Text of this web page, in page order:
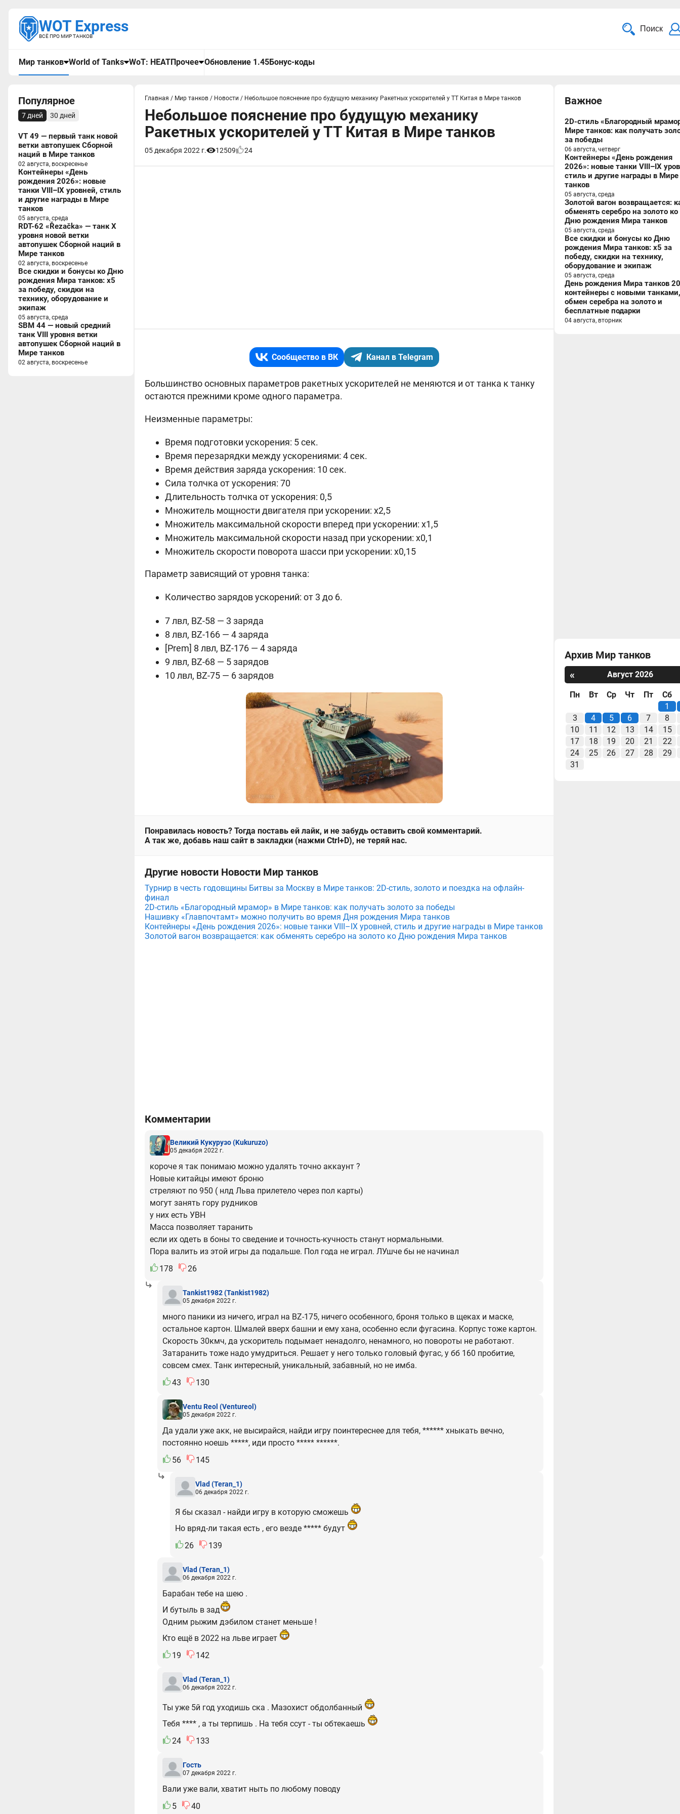
WOT Express
ВСЁ ПРО МИР ТАНКОВ
Поиск
Мир танков World of Tanks WoT: HEATПрочее Обновление 1.45Бонус-коды
Популярное
7 дней 30 дней
VT 49 — первый танк новой
ветки автопушек Сборной
наций в Мире танков
02 августа, воскресенье
Контейнеры «День
рождения 2026»: новые
танки VIII–IX уровней, стиль
и другие награды в Мире
танков
05 августа, среда
RDT-62 «Řezačka» — танк X
уровня новой ветки
автопушек Сборной наций в
Мире танков
02 августа, воскресенье
Все скидки и бонусы ко Дню
рождения Мира танков: x5
за победу, скидки на
технику, оборудование и
экипаж
05 августа, среда
SBM 44 — новый средний
танк VIII уровня ветки
автопушек Сборной наций в
Мире танков
02 августа, воскресенье
Главная / Мир танков / Новости / Небольшое пояснение про будущую механику Ракетных ускорителей у ТТ Китая в Мире танков
Небольшое пояснение про будущую механику
Ракетных ускорителей у ТТ Китая в Мире танков
05 декабря 2022 г. 12509 24
Сообщество в ВК Канал в Telegram
Большинство основных параметров ракетных ускорителей не меняются и от танка к танку
остаются прежними кроме одного параметра.
Неизменные параметры:
Время подготовки ускорения: 5 сек.
Время перезарядки между ускорениями: 4 сек.
Время действия заряда ускорения: 10 сек.
Сила толчка от ускорения: 70
Длительность толчка от ускорения: 0,5
Множитель мощности двигателя при ускорении: x2,5
Множитель максимальной скорости вперед при ускорении: x1,5
Множитель максимальной скорости назад при ускорении: x0,1
Множитель скорости поворота шасси при ускорении: x0,15
Параметр зависящий от уровня танка:
Количество зарядов ускорений: от 3 до 6.
7 лвл, BZ-58 — 3 заряда
8 лвл, BZ-166 — 4 заряда
[Prem] 8 лвл, BZ-176 — 4 заряда
9 лвл, BZ-68 — 5 зарядов
10 лвл, BZ-75 — 6 зарядов
Понравилась новость? Тогда поставь ей лайк, и не забудь оставить свой комментарий.
А так же, добавь наш сайт в закладки (нажми Ctrl+D), не теряй нас.
Другие новости Новости Мир танков
Турнир в честь годовщины Битвы за Москву в Мире танков: 2D-стиль, золото и поездка на офлайн-
финал
2D-стиль «Благородный мрамор» в Мире танков: как получать золото за победы
Нашивку «Главпочтамт» можно получить во время Дня рождения Мира танков
Контейнеры «День рождения 2026»: новые танки VIII–IX уровней, стиль и другие награды в Мире танков
Золотой вагон возвращается: как обменять серебро на золото ко Дню рождения Мира танков
Комментарии
Великий Кукурузо(Kukuruzo)
05 декабря 2022 г.
короче я так понимаю можно удалять точно аккаунт ?
Новые китайцы имеют броню
стреляют по 950 ( нлд Льва прилетело через пол карты)
могут занять гору рудников
у них есть УВН
Масса позволяет таранить
если их одеть в боны то сведение и точность-кучность станут нормальными.
Пора валить из этой игры да подальше. Пол года не играл. ЛУшче бы не начинал
178
26
Tankist1982(Tankist1982)
05 декабря 2022 г.
много паники из ничего, играл на BZ-175, ничего особенного, броня только в щеках и маске,
остальное картон. Шмалей вверх башни и ему хана, особенно если фугасина. Корпус тоже картон.
Скорость 30кмч, да ускоритель подымает ненадолго, ненамного, но повороты не работают.
Затаранить тоже надо умудриться. Решает у него только головый фугас, у бб 160 пробитие,
совсем смех. Танк интересный, уникальный, забавный, но не имба.
43
130
Ventu Reol (Ventureol)
05 декабря 2022 г.
Да удали уже акк, не высирайся, найди игру поинтереснее для тебя, ****** хныкать вечно,
постоянно ноешь *****, иди просто ***** ******.
56
145
Vlad(Teran_1)
06 декабря 2022 г.
Я бы сказал - найди игру в которую сможешь
Но вряд-ли такая есть , его везде ***** будут
26
139
Vlad(Teran_1)
06 декабря 2022 г.
Барабан тебе на шею .
И бутыль в зад
Одним рыжим дэбилом станет меньше !
Кто ещё в 2022 на льве играет
19
142
Vlad(Teran_1)
06 декабря 2022 г.
Ты уже 5й год уходишь ска . Мазохист обдолбанный
Тебя **** , а ты терпишь . На тебя ссут - ты обтекаешь
24
133
Гость
07 декабря 2022 г.
Вали уже вали, хватит ныть по любому поводу
5
40
Важное
2D-стиль «Благородный
Мире танков: как получать
за победы
06 августа, четверг
Контейнеры «День рождения
2026»: новые танки VIII–IX
стиль и другие награды в Мире
танков
05 августа, среда
Золотой вагон возвращается:
обменять серебро на золото ко
Дню рождения Мира танков
05 августа, среда
Все скидки и бонусы ко Дню
рождения Мира танков: x5 за
победу, скидки на технику,
оборудование и экипаж
05 августа, среда
День рождения Мира танков
контейнеры с новыми танками,
обмен серебра на золото и
бесплатные подарки
04 августа, вторник
Архив Мир танков
«
Август 2026
Пн Вт Ср Чт Пт
Сб
1
3
4 5 6 7
8
10
11 12 13 14
15
17
18 19 20 21
22
24
25 26 27 28
29
31